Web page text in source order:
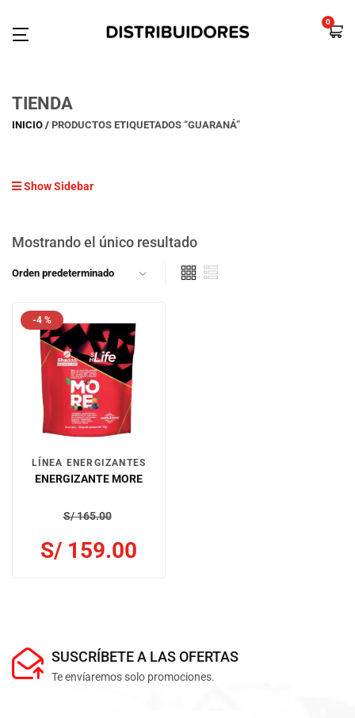
0
TIENDA
INICIO PRODUCTOS ETIQUETADOS “GUARANÁ”
Show Sidebar
Mostrando el único resultado
-4 %
LÍNEA ENERGIZANTES
ENERGIZANTE MORE
S/165.00
S/ 159.00
SUSCRÍBETE A LAS OFERTAS
Te envíaremos solo promociones.